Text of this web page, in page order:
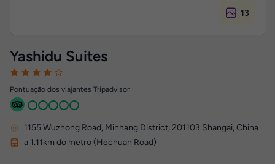
13
Yashidu Suites
Pontuação dos viajantes Tripadvisor
1155 Wuzhong Road, Minhang District, 201103 Shangai, China
a 1.11km do metro (Hechuan Road)